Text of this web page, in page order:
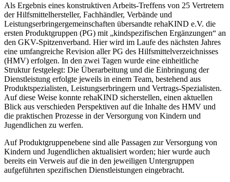
Als Ergebnis eines konstruktiven Arbeits-Treffens von 25 Vertretern
der Hilfsmittelhersteller, Fachhändler, Verbände und
Leistungserbringergemeinschaften übersandte rehaKIND e.V. die
ersten Produktgruppen (PG) mit „kindspezifischen Ergänzungen“ an
den GKV-Spitzenverband. Hier wird im Laufe des nächsten Jahres
eine umfangreiche Revision aller PG des Hilfsmittelverzeichnisses
(HMV) erfolgen. In den zwei Tagen wurde eine einheitliche
Struktur festgelegt: Die Überarbeitung und die Einbringung der
Dienstleistung erfolgte jeweils in einem Team, bestehend aus
Produktspezialisten, Leistungserbringern und Vertrags-Spezialisten.
Auf diese Weise konnte rehaKIND sicherstellen, einen aktuellen
Blick aus verschieden Perspektiven auf die Inhalte des HMV und
die praktischen Prozesse in der Versorgung von Kindern und
Jugendlichen zu werfen.
Auf Produktgruppenebene sind alle Passagen zur Versorgung von
Kindern und Jugendlichen aktualisiert worden; hier wurde auch
bereits ein Verweis auf die in den jeweiligen Untergruppen
aufgeführten spezifischen Dienstleistungen eingebracht.